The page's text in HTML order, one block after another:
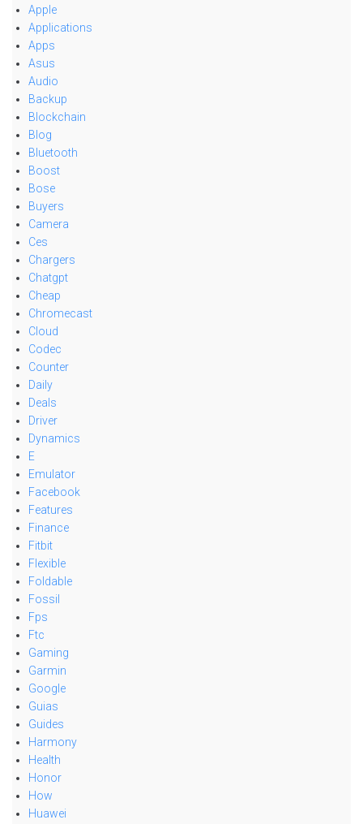
Apple
Applications
Apps
Asus
Audio
Backup
Blockchain
Blog
Bluetooth
Boost
Bose
Buyers
Camera
Ces
Chargers
Chatgpt
Cheap
Chromecast
Cloud
Codec
Counter
Daily
Deals
Driver
Dynamics
E
Emulator
Facebook
Features
Finance
Fitbit
Flexible
Foldable
Fossil
Fps
Ftc
Gaming
Garmin
Google
Guias
Guides
Harmony
Health
Honor
How
Huawei